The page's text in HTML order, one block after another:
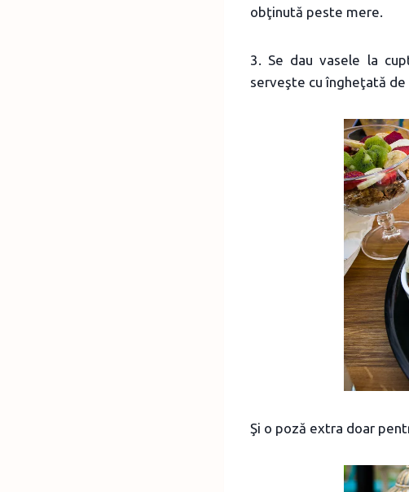
obţinută peste mere.
3. Se dau vasele la
serveşte cu îngheţată de
Şi o poză extra doar